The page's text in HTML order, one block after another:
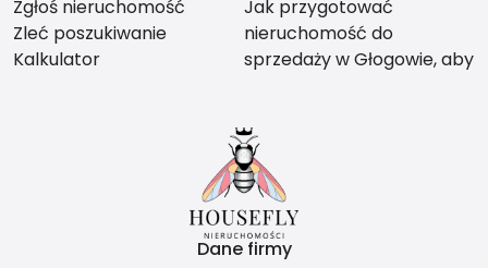
Zgłoś nieruchomość
Zleć poszukiwanie
Kalkulator
Jak przygotować
nieruchomość do
sprzedaży w Głogowie, aby
Dane firmy